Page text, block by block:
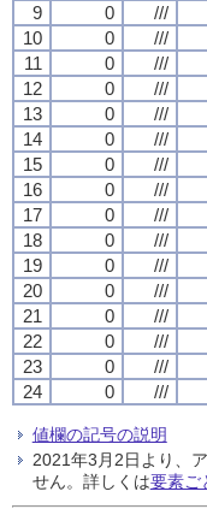
9
0 ///
10
0 ///
11
0 ///
12
0 ///
13
0 ///
14
0 ///
15
0 ///
16
0 ///
17
0 ///
18
0 ///
19
0 ///
20
0 ///
21
0 ///
22
0 ///
23
0 ///
24
0 ///
値欄の記号の説明
2021年3月2日より、
せん。詳しくは要素ご